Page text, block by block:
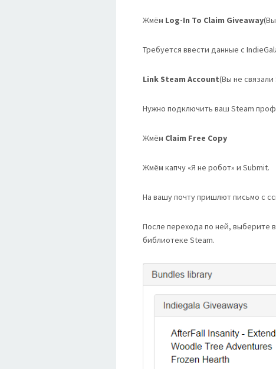
Жмём Log-In To Claim Giveaway
Требуется ввести данные с
Link Steam Account(Вы не связали
Нужно подключить ваш Steam
Жмём Claim Free Copy
Жмём капчу «Я не робот» и Submit.
На вашу почту пришлют письмо с
После перехода по ней, выберите
библиотеке Steam.